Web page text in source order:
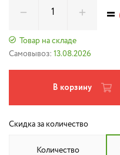
Товар на складе
Самовывоз: 13.08.2026
=
В корзину
Скидка за количество
Количество